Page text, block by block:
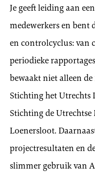
Je geeft leiding aan
medewerkers en bent
en controlcyclus: van
periodieke
bewaakt niet alleen
Stichting het Utrechts
Stichting de
Loenersloot.
projectresultaten en
slimmer gebruik van